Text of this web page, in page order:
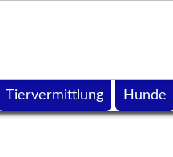
Tiervermittlung Hunde